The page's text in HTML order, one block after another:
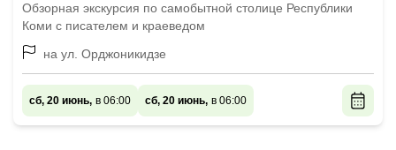
Обзорная экскурсия по самобытной столице Республики
Коми с писателем и краеведом
на ул. Орджоникидзе
сб, 20 июнь, в 06:00 сб, 20 июнь, в 06:00